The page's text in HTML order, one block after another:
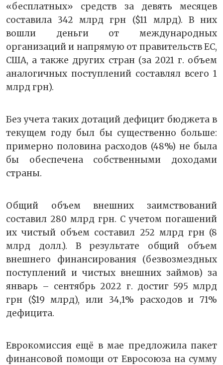
«бесплатных» средств за девять месяцев
составила 342 млрд грн ($11 млрд). В них
вошли деньги от международных
организаций и напрямую от правительств ЕС,
США, а также других стран (за 2021 г. объем
аналогичных поступлений составлял всего 1
млрд грн).
Без учета таких дотаций дефицит бюджета в
текущем году был бы существенно больше:
примерно половина расходов (48%) не была
бы обеспечена собственными доходами
страны.
Общий объем внешних заимствований
составил 280 млрд грн. С учетом погашений
их чистый объем составил 252 млрд грн (8
млрд долл.). В результате общий объем
внешнего финансирования (безвозмездных
поступлений и чистых внешних займов) за
январь – сентябрь 2022 г. достиг 595 млрд
грн ($19 млрд), или 34,1% расходов и 71%
дефицита.
Еврокомиссия ещё в мае предложила пакет
финансовой помощи от Евросоюза на сумму